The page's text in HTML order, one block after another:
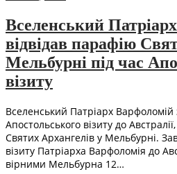
Вселенський
відвідав парафію
Мельбурні під час
візиту
Вселенський Патріарх
Апостольського візиту до
Святих Архангелів у Мельбурні.
візиту Патріарха Варфоломія до
вірними Мельбурна 12…